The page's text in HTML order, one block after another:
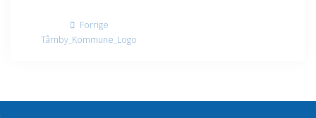
Indlægsnavigation
ForrigeForrige
indlæg:
Tårnby_Kommune_Logo